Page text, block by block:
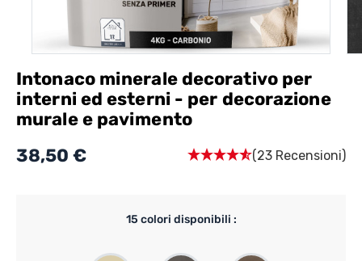
Intonaco minerale decorativo per
interni ed esterni - per decorazione
murale e pavimento
38,50 €
(23 Recensioni)
15 colori disponibili :